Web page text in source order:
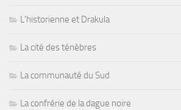
L'historienne et Drakula
La cité des ténèbres
La communauté du Sud
La confrérie de la dague noire